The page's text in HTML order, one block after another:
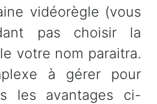
vidéorègle (vous
pas choisir la
votre nom paraitra.
à gérer pour
les avantages ci-